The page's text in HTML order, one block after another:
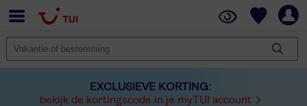
EXCLUSIEVE KORTING:
bekijk de kortingscode in je myTUI account